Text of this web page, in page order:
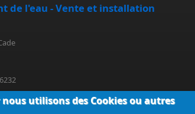
de l'eau - Vente et installation
utilisons des Cookies ou autres